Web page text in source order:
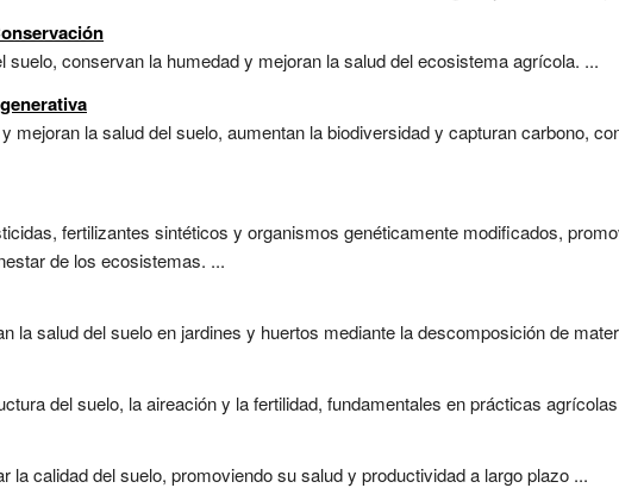
suelo, conservan la humedad y mejoran la salud del ecosistema agrícola. ...
mejoran la salud del suelo, aumentan la biodiversidad y capturan carbono,
fertilizantes sintéticos y organismos genéticamente modificados,
de los ecosistemas. ...
la salud del suelo en jardines y huertos mediante la descomposición de
del suelo, la aireación y la fertilidad, fundamentales en prácticas
la calidad del suelo, promoviendo su salud y productividad a largo plazo ...